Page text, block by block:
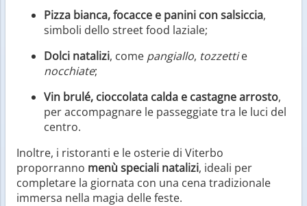
Pizza bianca, focacce e panini con salsiccia,
simboli dello street food laziale;
Dolci natalizi, come pangiallo, tozzettie
nocchiate;
Vin brulé, cioccolata calda e castagne arrosto,
per accompagnare le passeggiate tra le luci del
centro.
Inoltre, i ristoranti e le osterie di Viterbo
proporranno menù speciali natalizi, ideali per
completare la giornata con una cena tradizionale
immersa nella magia delle feste.